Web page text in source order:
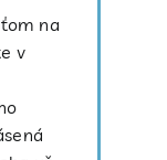
na
v